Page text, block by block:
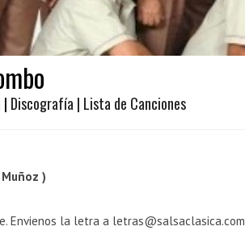
| Discografía | Lista de Canciones
)
Envienos la letra a letras@salsaclasica.com